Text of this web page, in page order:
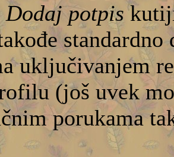
Dodaj potpis
uključivanjem
(još uvek
porukama